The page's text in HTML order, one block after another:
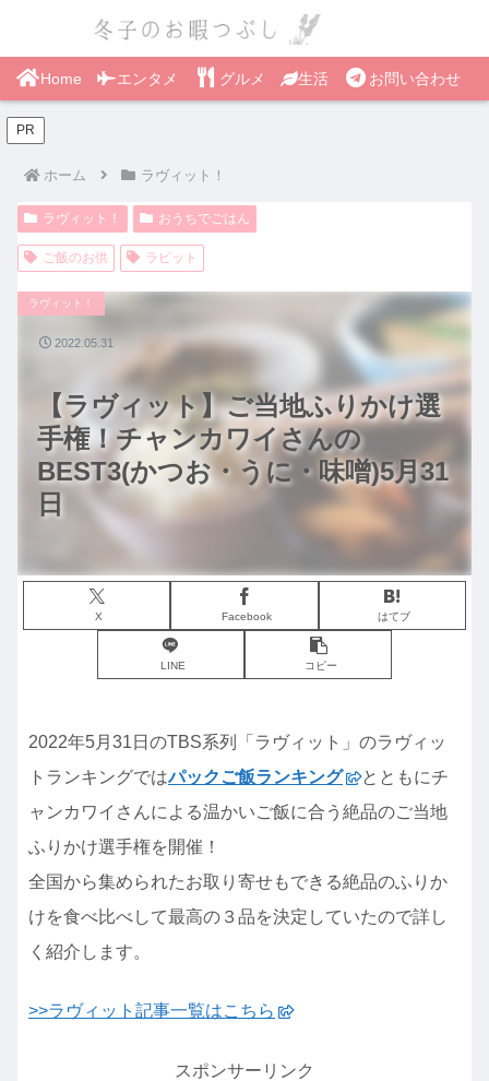
Home エンタメ グルメ 生活 お問い合わせ
PR
ホーム ラヴィット！
ラヴィット！ おうちでごはん
ご飯のお供 ラビット
【ラヴィット】ご当地ふりかけ選
手権！チャンカワイさんの
BEST3(かつお・うに・味噌)5月31
日
ラヴィット！
X Facebook はてブ
LINE コピー
2022.05.31
2022年5月31日のTBS系列「ラヴィット」のラヴィッ
トランキングではパックご飯ランキング
とともにチ
ャンカワイさんによる温かいご飯に合う絶品のご当地
ふりかけ選手権を開催！
全国から集められたお取り寄せもできる絶品のふりか
けを食べ比べして最高の３品を決定していたので詳し
く紹介します。
>>ラヴィット記事一覧はこちら
スポンサーリンク